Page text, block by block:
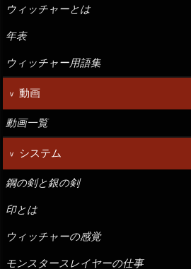
ウィッチャーとは
年表
ウィッチャー用語集
動画
動画一覧
システム
鋼の剣と銀の剣
印とは
ウィッチャーの感覚
モンスタースレイヤーの仕事